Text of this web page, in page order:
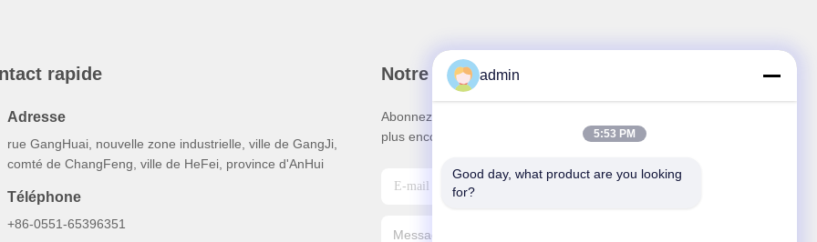
rapide
Adresse
rue GangHuai, nouvelle zone industrielle, ville de GangJi,
comté de ChangFeng, ville de HeFei, province d'AnHui
Téléphone
+86-0551-65396351
Notre Newsletter
Abonnez-vous à notre newsletter pour des réductions et
plus encore.
admin
5:53 PM
Good day, what product are you looking
for?